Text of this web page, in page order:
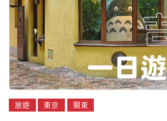
旅遊 東京 關東